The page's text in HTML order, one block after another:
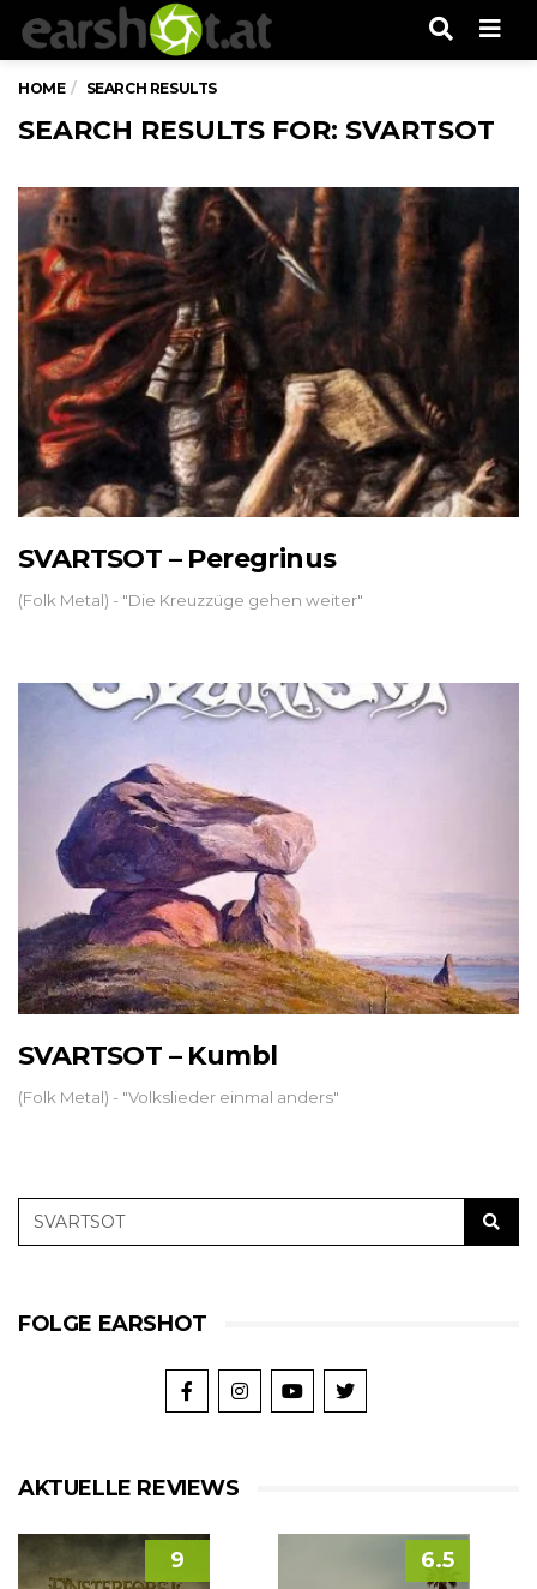
HOME SEARCH RESULTS
SEARCH RESULTS FOR: SVARTSOT
SVARTSOT – Peregrinus
(Folk Metal) - "Die Kreuzzüge gehen weiter"
SVARTSOT – Kumbl
(Folk Metal) - "Volkslieder einmal anders"
FOLGE EARSHOT
AKTUELLE REVIEWS
9 6.5